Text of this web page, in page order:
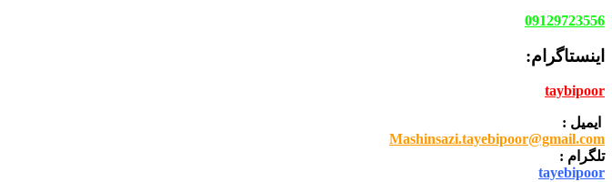
09129723556
اینستاگرام:
taybipoor
ایمیل :
Mashinsazi.tayebipoor@gmail.com
تلگرام :
tayebipoor